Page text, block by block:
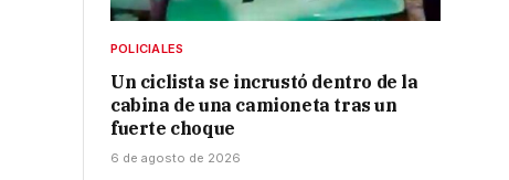
POLICIALES
Un ciclista se incrustó dentro de la
cabina de una camioneta tras un
fuerte choque
6 de agosto de 2026